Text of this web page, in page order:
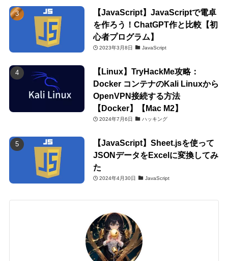
【JavaScript】JavaScriptで電卓
を作ろう！ChatGPT作と比較【初
心者プログラム】
2023年3月8日 JavaScript
【Linux】TryHackMe攻略：
Docker コンテナのKali Linuxから
OpenVPN接続する方法
【Docker】【Mac M2】
2024年7月6日 ハッキング
【JavaScript】Sheet.jsを使って
JSONデータをExcelに変換してみ
た
2024年4月30日 JavaScript